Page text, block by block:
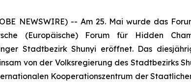
NEWSWIRE) -- Am 25. Mai wurde das
(Europäische) Forum für Hidden
Stadtbezirk Shunyi eröffnet. Das
von der Volksregierung des Stadtbezirks
Kooperationszentrum der